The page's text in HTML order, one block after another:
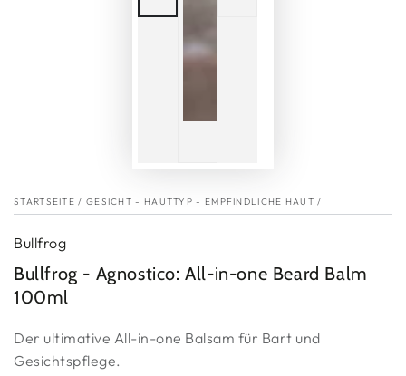
STARTSEITE / GESICHT - HAUTTYP - EMPFINDLICHE HAUT /
Bullfrog
Bullfrog - Agnostico: All-in-one Beard Balm
100ml
Der ultimative All-in-one Balsam für Bart und
Gesichtspflege.